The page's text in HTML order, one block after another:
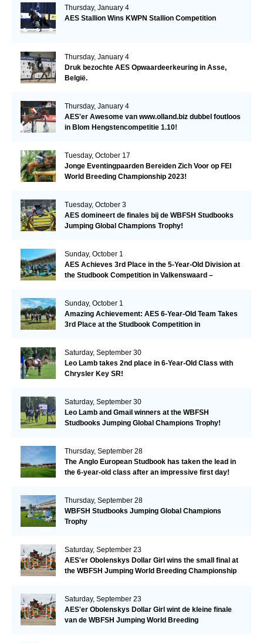
Thursday, January 4
AES Stallion Wins KWPN Stallion Competition
Thursday, January 4
Druk bezochte AES Opwaardeerkeuring in Asse,
België.
Thursday, January 4
AES'er Awesome van www.olland.biz dubbel foutloos
in Blom Hengstencompetitie 1.10!
Tuesday, October 17
Jonge Eventingpaarden Bereiden Zich Voor op FEI
World Breeding Championship 2023!
Tuesday, October 3
AES domineert de finales bij de WBFSH Studbooks
Jumping Global Champions Trophy!
Sunday, October 1
AES Achieves 3rd Place in the 5-Year-Old Division at
the Studbook Competition in Valkenswaard –
Sunday, October 1
Amazing Achievement: AES 6-Year-Old Team Takes
3rd Place at the Studbook Competition in
Saturday, September 30
Leo Lamb takes 2nd place in 6-Year-Old Class with
Chrysler Key SR!
Saturday, September 30
Leo Lamb and Gmail winners at the WBFSH
Studbooks Jumping Global Champions Trophy!
Thursday, September 28
The Anglo European Studbook has taken the lead in
the 6-year-old class after an impressive first day!​
Thursday, September 28
WBFSH Studbooks Jumping Global Champions
Trophy
Saturday, September 23
AES'er Obolenskys Dollar Girl wins the small final at
the WBFSH Jumping World Breeding Championship
Saturday, September 23
AES'er Obolenskys Dollar Girl wint de kleine finale
van de WBFSH Jumping World Breeding